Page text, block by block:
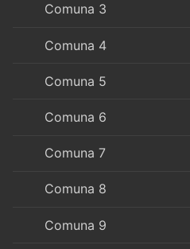
Comuna 3
Comuna 4
Comuna 5
Comuna 6
Comuna 7
Comuna 8
Comuna 9